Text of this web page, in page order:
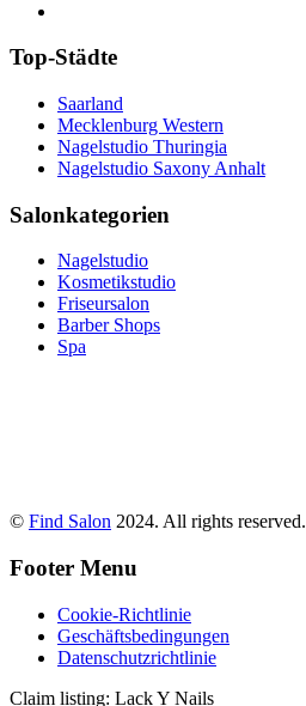
Top-Städte
Saarland
Mecklenburg Western
Nagelstudio Thuringia
Nagelstudio Saxony Anhalt
Salonkategorien
Nagelstudio
Kosmetikstudio
Friseursalon
Barber Shops
Spa
© Find Salon 2024. All rights reserved.
Footer Menu
Cookie-Richtlinie
Geschäftsbedingungen
Datenschutzrichtlinie
Claim listing: Lack Y Nails